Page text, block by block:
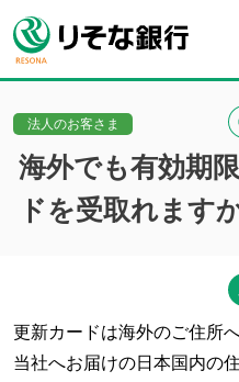
法人のお客さま
海外でも有効期
ドを受取れます
更新カードは海外のご住所
当社へお届けの日本国内の